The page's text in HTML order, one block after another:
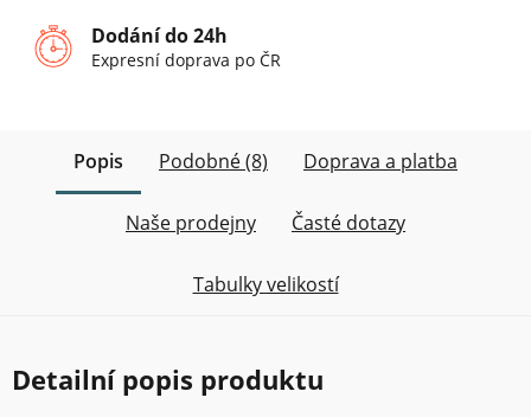
Dodání do 24h
Expresní doprava po ČR
Popis Podobné (8) Doprava a platba
Naše prodejny Časté dotazy
Tabulky velikostí
Detailní popis produktu